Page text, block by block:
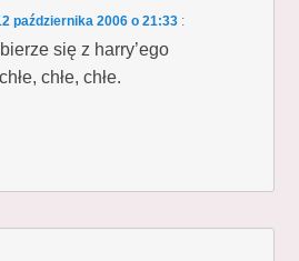
października 2006 o 21:33 :
się z harry’ego
chłe, chłe.